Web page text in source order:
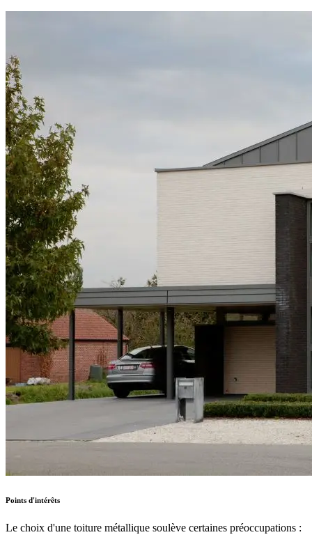
Points d'intérêts
Le choix d'une toiture métallique soulève certaines préoccupations :